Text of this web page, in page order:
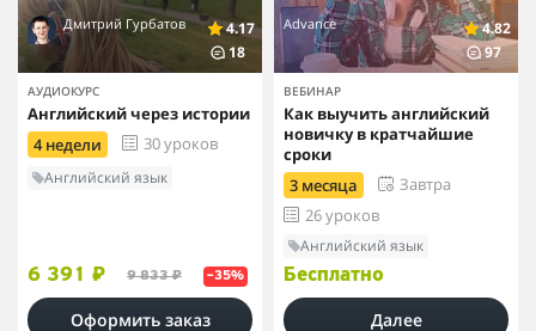
Дмитрий Гурбатов
4.17
18
АУДИОКУРС
Английский через истории
4 недели
30 уроков
Английский язык
6 391 ₽ 9 833 ₽ –35%
Оформить заказ
Advance
4.82
97
ВЕБИНАР
Как выучить английский
новичку в кратчайшие
сроки
3 месяца
Завтра
26 уроков
Английский язык
Бесплатно
Далее